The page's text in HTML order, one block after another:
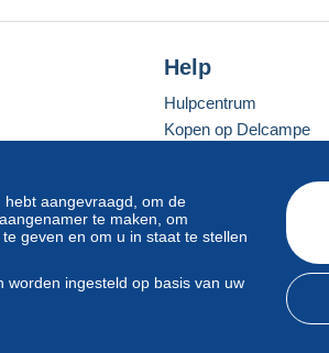
aangevraagd, om de
te maken, om
geven en om u in staat te stellen
worden ingesteld op basis van uw
Help
Hulpcentrum
Kopen op Delcampe
Een beveiligde website